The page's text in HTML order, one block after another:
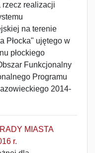
rzecz realizacji
na terenie
Płocka" ujętego w
płockiego
Funkcjonalny
Programu
2014-
MIASTA
r.